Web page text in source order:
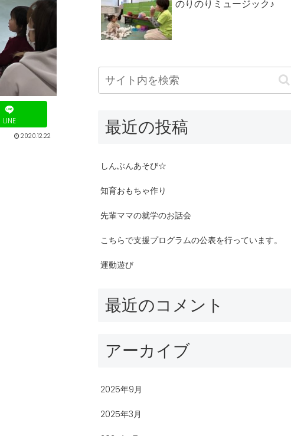
LINE
2020.12.22
のりのりミュージック♪
最近の投稿
しんぶんあそび☆
知育おもちゃ作り
先輩ママの就学のお話会
こちらで支援プログラムの公表を行っています。
運動遊び
最近のコメント
アーカイブ
2025年9月
2025年3月